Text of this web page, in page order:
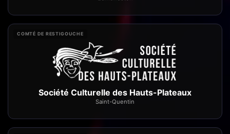
COMTÉ DE RESTIGOUCHE
Société Culturelle des Hauts-Plateaux
Saint-Quentin